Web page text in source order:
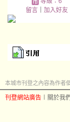
留言｜ 加入好友
本城市刊登之內容為作者
刊登網站廣告 關於我